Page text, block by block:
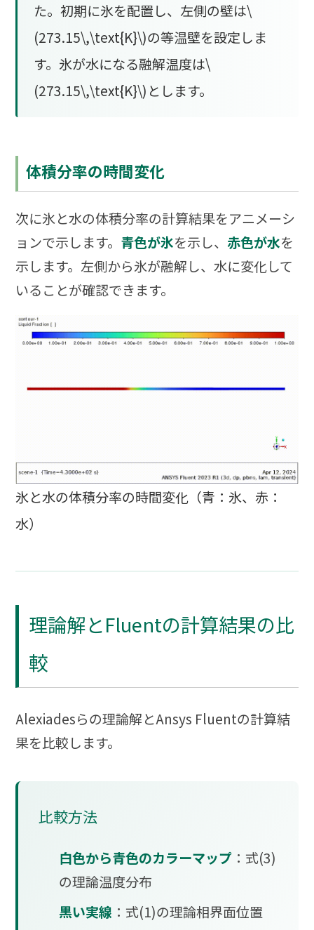
た。初期に氷を配置し、左側の壁は\
(273.15\,\text{K}\)の等温壁を設定しま
す。氷が水になる融解温度は\
(273.15\,\text{K}\)とします。
体積分率の時間変化
次に氷と水の体積分率の計算結果をアニメーシ
ョンで示します。 青色が氷を示し、赤色が水を
示します。左側から氷が融解し、水に変化して
いることが確認できます。
氷と水の体積分率の時間変化（青：氷、赤：
水）
理論解とFluentの計算結果の比
較
Alexiadesらの理論解とAnsys Fluentの計算結
果を比較します。
比較方法
白色から青色のカラーマップ：式(3)
の理論温度分布
黒い実線 ：式(1)の理論相界面位置